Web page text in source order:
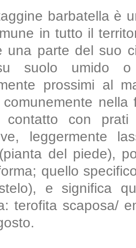
barbatella è
in tutto il
una parte del suo
suolo umido o
prossimi al
comunemente
contatto con
leggermente
del piede),
quello
e significa
terofita scaposa/